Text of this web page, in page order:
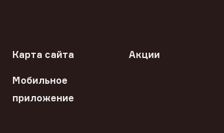
Карта сайта Акции
Мобильное
приложение